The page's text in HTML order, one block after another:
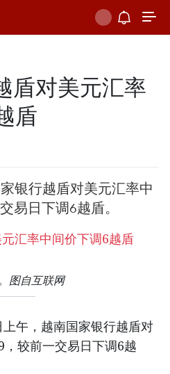
盾对美元汇率
盾
银行越盾对美元汇率中
易日下调6越盾。
图自互联网
午，越南国家银行越盾对
较前一交易日下调6越